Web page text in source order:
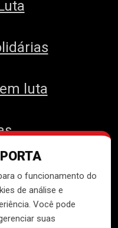
o funcionamento do
de análise e
Você pode
suas
luta